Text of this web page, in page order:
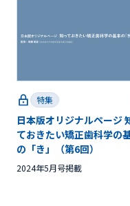
特集
日本版オリジナルページ
ておきたい矯正歯科学の
の「き」（第6回）
2024年5月号掲載